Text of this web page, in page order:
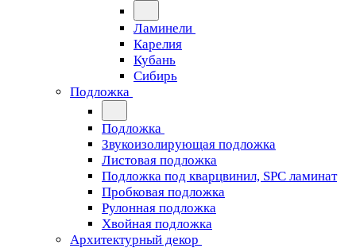
Ламинели
Карелия
Кубань
Сибирь
Подложка
Подложка
Звукоизолирующая подложка
Листовая подложка
Подложка под кварцвинил, SPC ламинат
Пробковая подложка
Рулонная подложка
Хвойная подложка
Архитектурный декор